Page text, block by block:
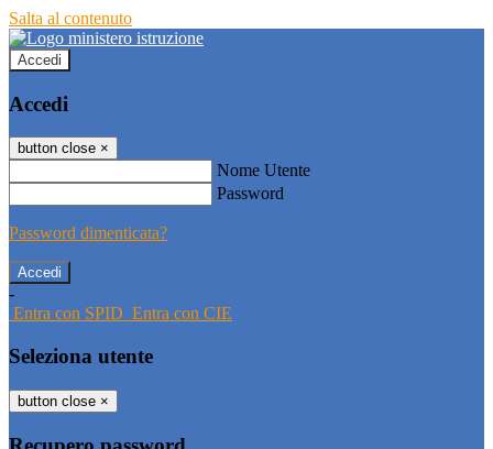
Salta al contenuto
Accedi
Accedi
button close ×
Nome Utente
Password
Password dimenticata?
-
Entra con SPID Entra con CIE
Seleziona utente
button close ×